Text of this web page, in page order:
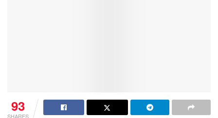
93
SHARES